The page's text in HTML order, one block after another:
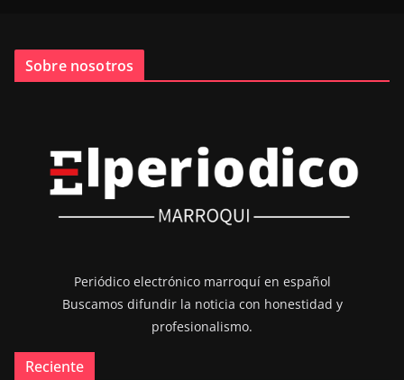
Sobre nosotros
Periódico electrónico marroquí en español
Buscamos difundir la noticia con honestidad y
profesionalismo.
Reciente